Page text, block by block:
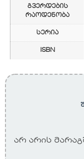
გვერდების
რაოდენობა
სერია
ISBN
არ არის